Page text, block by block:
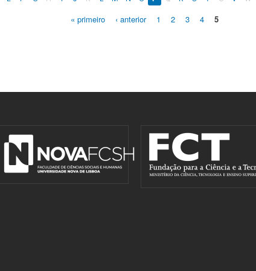
« primeiro ‹ anterior 1 2 3 4 5